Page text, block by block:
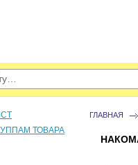
ГЛАВНАЯ
ТОВАРА